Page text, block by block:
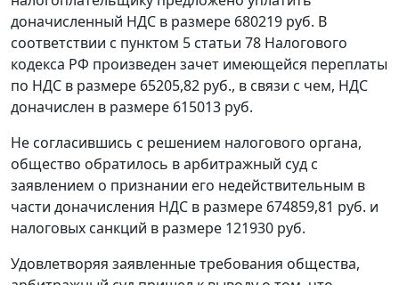
доначисленный НДС в размере 680219 руб. В
соответствии с пунктом 5 статьи 78 Налогового
кодекса РФ произведен зачет имеющейся переплаты
по НДС в размере 65205,82 руб., в связи с чем, НДС
доначислен в размере 615013 руб.
Не согласившись с решением налогового органа,
общество обратилось в арбитражный суд с
заявлением о признании его недействительным в
части доначисления НДС в размере 674859,81 руб. и
налоговых санкций в размере 121930 руб.
Удовлетворяя заявленные требования общества,